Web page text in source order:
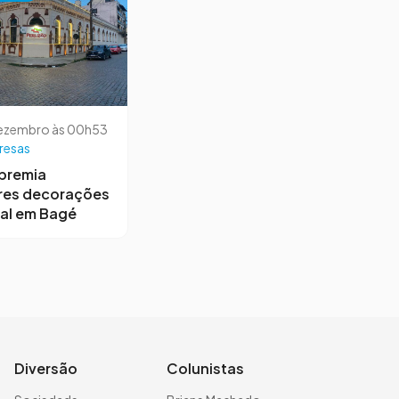
às 00h53
decorações
em Bagé
Diversão Colunistas